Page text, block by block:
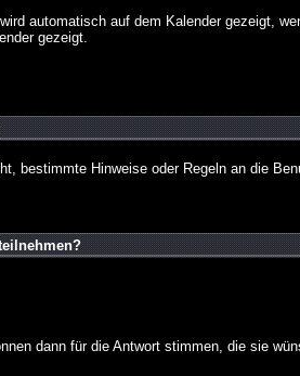
automatisch auf dem Kalender gezeigt,
gezeigt.
bestimmte Hinweise oder Regeln an die
dann für die Antwort stimmen, die sie